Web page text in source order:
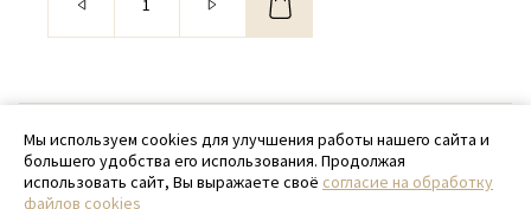
© 2020 - 2026 SamPack
+ 7 (918) 699-97-87
Мы используем cookies для улучшения работы нашего сайта и
большего удобства его использования. Продолжая
использовать сайт, Вы выражаете своё согласие на обработку
файлов cookies